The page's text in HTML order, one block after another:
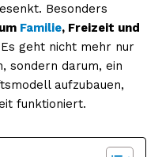
Besonders
Familie, Freizeit und
geht nicht mehr nur
sondern darum, ein
aufzubauen,
funktioniert.